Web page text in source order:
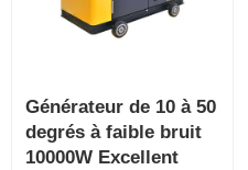
Générateur de 10 à 50
degrés à faible bruit
10000W Excellent